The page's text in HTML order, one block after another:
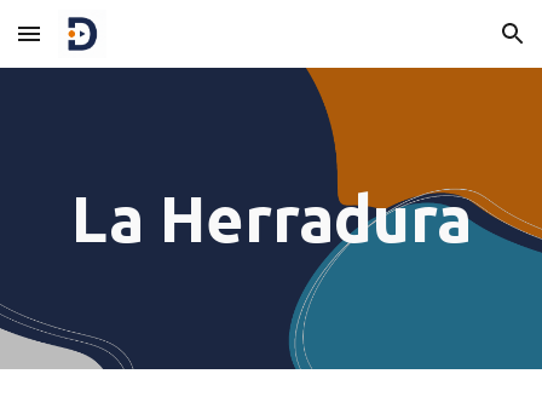
Skip to main content Skip to navigation
La Herradura